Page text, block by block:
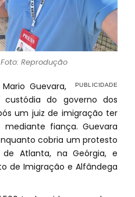
Reprodução
Guevara,
do governo dos
um juiz de imigração ter
fiança. Guevara
cobria um protesto
Atlanta, na Geórgia, e
de Imigração e Alfândega